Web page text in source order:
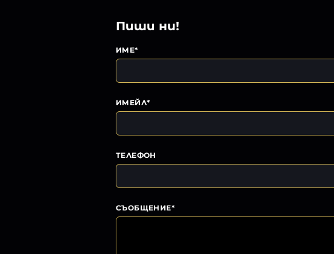
Пиши ни!
ИМЕ*
ИМЕЙЛ*
ТЕЛЕФОН
СЪОБЩЕНИЕ*